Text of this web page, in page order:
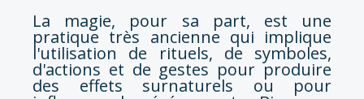
La magie, pour sa part, est une
pratique très ancienne qui implique
l'utilisation de rituels, de symboles,
d'actions et de gestes pour produire
des effets surnaturels ou pour